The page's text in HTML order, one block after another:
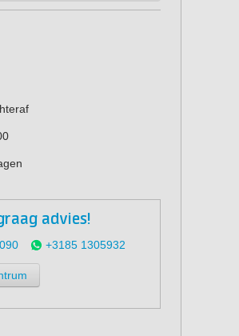
advies!
+3185 1305932